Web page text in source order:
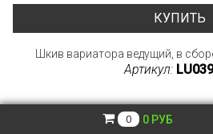
КУПИТЬ
Шкив вариатора ведущий, в
Артикул:
0 0 РУБ